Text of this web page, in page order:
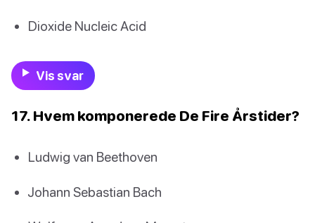
Dioxide Nucleic Acid
Vis svar
17. Hvem komponerede De Fire Årstider?
Ludwig van Beethoven
Johann Sebastian Bach